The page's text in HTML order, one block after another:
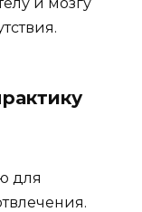
для